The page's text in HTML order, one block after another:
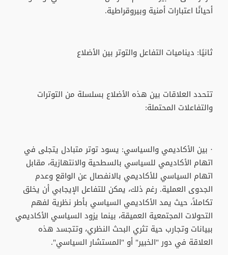
أحيانًا اعتبارات أمنية وبيروقراطية.
ثانيًا: ديناميات التفاعل والتوتر بين الأضلاع
تتحدد العلاقات بين هذه الأضلاع بسلسلة من التوترات
والتفاعلات المحتملة:
· بين الأكاديمي والسياسي: يسود توتر متبادل يتجلى في
اتهام الأكاديمي للسياسي بالسطحية والانتهازية، مقابل
اتهام السياسي للأكاديمي بالانفصال عن الواقع وعدم
الجدوى العملية. رغم ذلك، يمكن للتفاعل الإيجابي أن يخلق
تكاملاً، حيث يمد الأكاديمي السياسي بأطر نظرية لفهم
التحولات المجتمعية العميقة، بينما يزود السياسي الأكاديمي
ببيانات وتجارب حية تثري البحث النظري، وتتجسد هذه
العلاقة في دور "الخبير" أو "المستشار السياسي".